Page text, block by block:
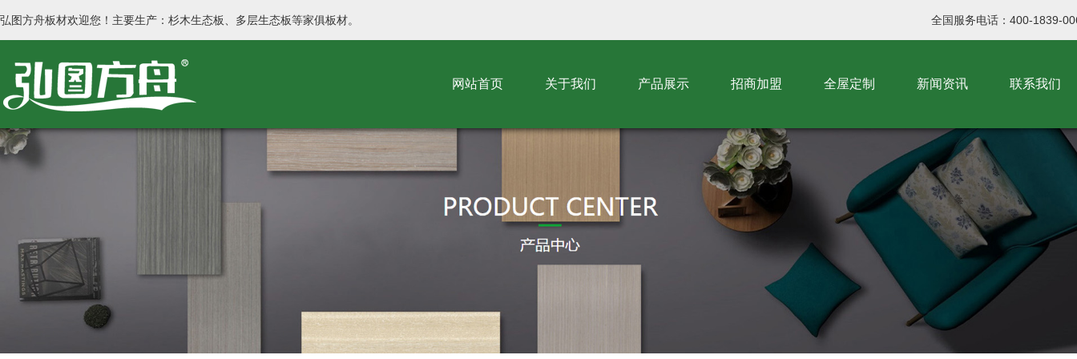
弘图方舟板材欢迎您！主要生产：杉木生态板、多层生态板等家俱板材。 全国服务电话：400-1839-
网站首页 关于我们 产品展示 招商加盟 全屋定制 新闻资讯 联系我们